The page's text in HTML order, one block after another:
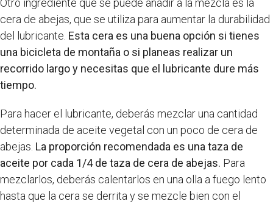
Otro ingrediente que se puede añadir a la mezcla es la
cera de abejas, que se utiliza para aumentar la durabilidad
del lubricante. Esta cera es una buena opción si tienes
una bicicleta de montaña o si planeas realizar un
recorrido largo y necesitas que el lubricante dure más
tiempo.
Para hacer el lubricante, deberás mezclar una cantidad
determinada de aceite vegetal con un poco de cera de
abejas. La proporción recomendada es una taza de
aceite por cada 1/4 de taza de cera de abejas. Para
mezclarlos, deberás calentarlos en una olla a fuego lento
hasta que la cera se derrita y se mezcle bien con el